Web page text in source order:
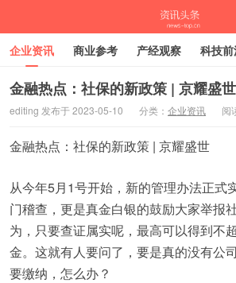
企业资讯 商业参考 产经观察 科技
时尚潮流 母婴亲子 专栏
金融热点：社保的新政策 | 京耀盛世
editing 发布于 2023-05-10 分类： 企业资讯 阅
金融热点：社保的新政策 | 京耀盛世
从今年5月1号开始，新的管理办法正式
门稽查，更是真金白银的鼓励大家举报
为，只要查证属实呢，最高可以得到不
金。这就有人要问了，要是真的没有公
要缴纳，怎么办？